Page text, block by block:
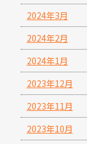
2024年3月
2024年2月
2024年1月
2023年12月
2023年11月
2023年10月